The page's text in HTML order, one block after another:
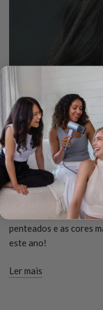
DECEMBER 22 2025
Penteados a
tendências
Explore as principais
cortes shag chiques a
penteados e as cores
este ano!
Ler mais